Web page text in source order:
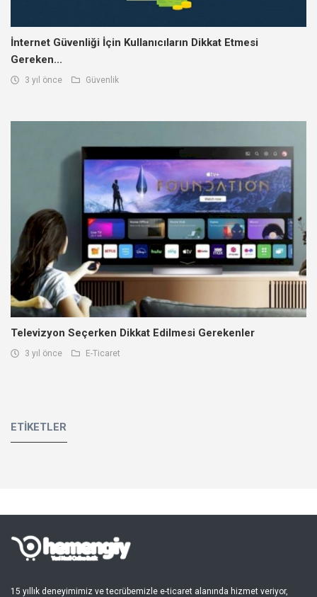
İnternet Güvenliği İçin Kullanıcıların Dikkat Etmesi
Gereken...
3 yıl önce Güvenlik
Televizyon Seçerken Dikkat Edilmesi Gerekenler
3 yıl önce E-Ticaret
ETIKETLER
15 yıllık deneyimimiz ve tecrübemizle e-ticaret alanında hizmet veriyor,